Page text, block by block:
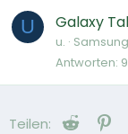
U Galaxy
u.
Antworten 9
Teilen: Reddit